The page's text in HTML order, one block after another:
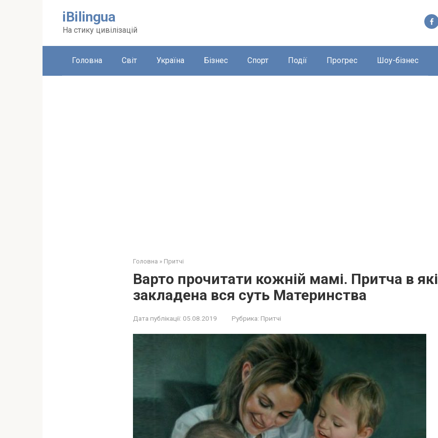
iBilingua
На стику цивілізацій
Головна Світ Україна Бізнес Спорт Події Прогрес Шоу-бізнес
Головна » Притчі
Варто прочитати кожній мамі. Притча в
закладена вся суть Материнства
Дата публікації: 05.08.2019 Рубрика: Притчі